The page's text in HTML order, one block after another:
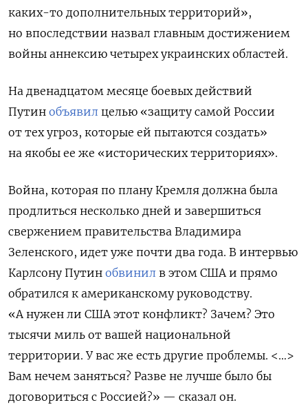
каких-то дополнительных территорий»,
но впоследствии назвал главным достижением
войны аннексию четырех украинских областей.
На двенадцатом месяце боевых действий
Путин объявил целью «защиту самой России
от тех угроз, которые ей пытаются создать»
на якобы ее же «исторических территориях».
Война, которая по плану Кремля должна была
продлиться несколько дней и завершиться
свержением правительства Владимира
Зеленского, идет уже почти два года. В интервью
Карлсону Путин обвинил в этом США и прямо
обратился к американскому руководству.
«А нужен ли США этот конфликт? Зачем? Это
тысячи миль от вашей национальной
территории. У вас же есть другие проблемы. <…>
Вам нечем заняться? Разве не лучше было бы
договориться с Россией?» — сказал он.